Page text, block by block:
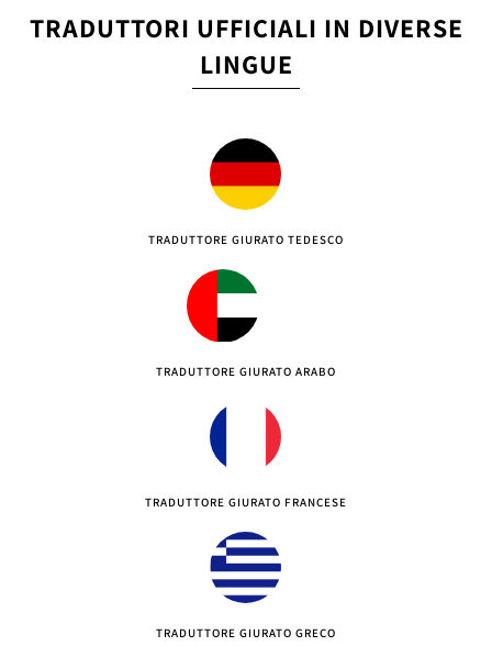
TRADUTTORI UFFICIALI IN DIVERSE
LINGUE
TRADUTTORE GIURATO TEDESCO
TRADUTTORE GIURATO ARABO
TRADUTTORE GIURATO FRANCESE
TRADUTTORE GIURATO GRECO